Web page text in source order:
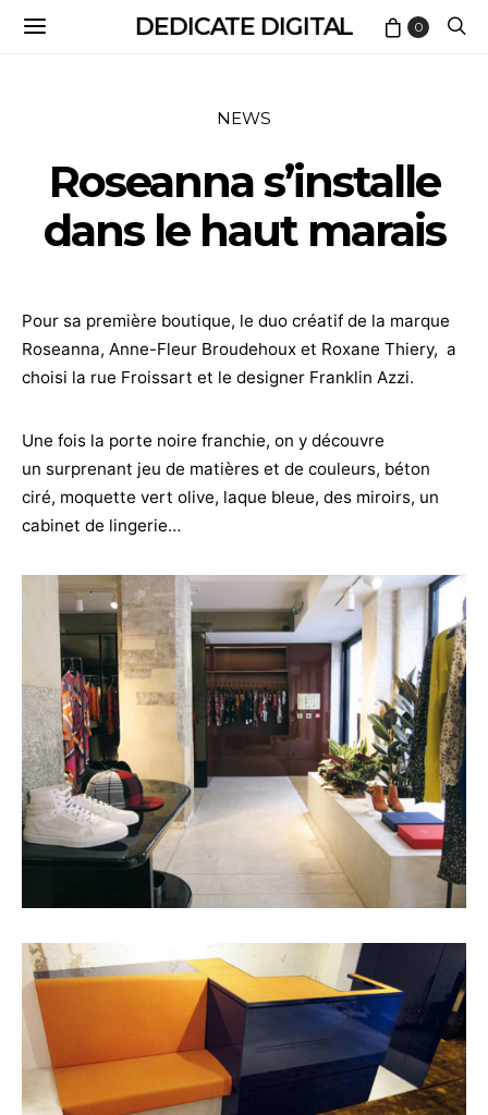
DEDICATE DIGITAL 0
NEWS
Roseanna s’installe
dans le haut marais
Pour sa première boutique, le duo créatif de la marque
Roseanna, Anne-Fleur Broudehoux et Roxane Thiery, a
choisi la rue Froissart et le designer Franklin Azzi.
Une fois la porte noire franchie, on y découvre
un surprenant jeu de matières et de couleurs, béton
ciré, moquette vert olive, laque bleue, des miroirs, un
cabinet de lingerie…